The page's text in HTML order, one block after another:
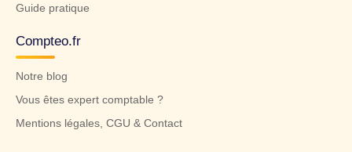
Guide pratique
Compteo.fr
Notre blog
Vous êtes expert comptable ?
Mentions légales, CGU & Contact